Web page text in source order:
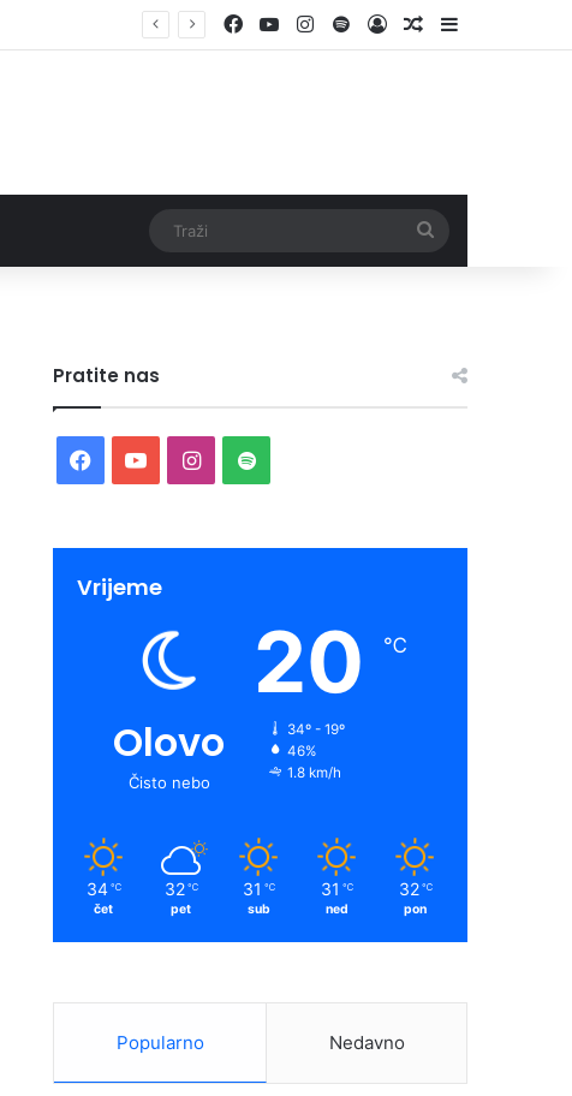
Facebook
YouTubeInstagram
SpotifyLog InRandom Article
Sidebar
Pratite nas
Facebook
YouTubeInstagram
Spotify
Vrijeme
Olovo
Čisto nebo
20 ℃
34º - 19º
46%
1.8 km/h
34 ℃
čet
32 ℃
pet
31 ℃
sub
31 ℃
ned
32 ℃
pon
Popularno Nedavno